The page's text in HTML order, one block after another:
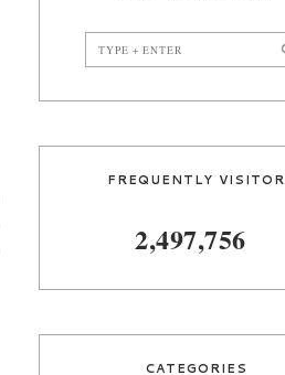
FREQUENTLY VISITOR
2,497,756
CATEGORIES